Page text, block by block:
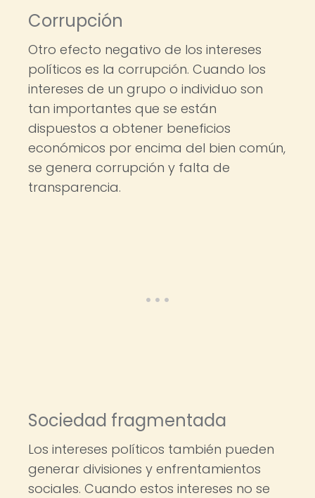
Corrupción
Otro efecto negativo de los intereses
políticos es la corrupción. Cuando los
intereses de un grupo o individuo son
tan importantes que se están
dispuestos a obtener beneficios
económicos por encima del bien común,
se genera corrupción y falta de
transparencia.
Sociedad fragmentada
Los intereses políticos también pueden
generar divisiones y enfrentamientos
sociales. Cuando estos intereses no se